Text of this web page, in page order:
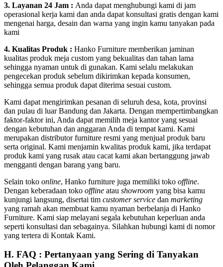
3. Layanan 24 Jam : Anda dapat menghubungi kami di jam
operasional kerja kami dan anda dapat konsultasi gratis dengan kami
mengenai harga, desain dan warna yang ingin kamu tanyakan pada
kami
4. Kualitas Produk : Hanko Furniture memberikan jaminan
kualitas produk meja custom yang bekualitas dan tahan lama
sehingga nyaman untuk di gunakan. Kami selalu melakukan
pengecekan produk sebelum dikirimkan kepada konsumen,
sehingga semua produk dapat diterima sesuai custom.
Kami dapat mengirimkan pesanan di seluruh desa, kota, provinsi
dan pulau di luar Bandung dan Jakarta. Dengan mempertimbangkan
faktor-faktor ini, Anda dapat memilih meja kantor yang sesuai
dengan kebutuhan dan anggaran Anda di tempat kami. Kami
merupakan distributor furniture resmi yang menjual produk baru
serta original. Kami menjamin kwalitas produk kami, jika terdapat
produk kami yang rusak atau cacat kami akan bertanggung jawab
mengganti dengan barang yang baru.
Selain toko online, Hanko furniture juga memiliki toko offline.
Dengan keberadaan toko offline atau showroom yang bisa kamu
kunjungi langsung, disertai tim customer service dan marketing
yang ramah akan membuat kamu nyaman berbelanja di Hanko
Furniture. Kami siap melayani segala kebutuhan keperluan anda
seperti konsultasi dan sebagainya. Silahkan hubungi kami di nomor
yang tertera di Kontak Kami.
H. FAQ : Pertanyaan yang Sering di Tanyakan